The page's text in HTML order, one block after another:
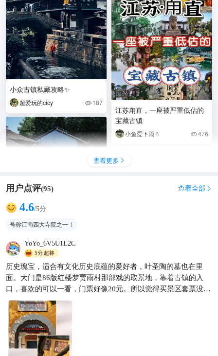
小众古镇私藏攻略✨
超爱玩的cicy  187
甪直古镇 整个古镇其实不大，
一两个小时就足够逛完了，但
是如果你认真拍照的话，确实
可以拍一下午。
Hitomin  146
江苏甪直，一座被严重低估的
宝藏古镇
小鱼爱下雨☃ 476
查看更多 
用户点评(95) 查看全部 
4.6/5分
号称江南四大寺院之一 1
YoYo_6V5U1L2C
5分超棒
历史瑰宝，适合有文化历史底蕴的爱好者，叶圣陶的墓也在里
面。大门是86版红楼梦贾雨村那部戏的取景地，靠着古镇的入
口，喜欢的可以一看，门票好像20元。所以觉得买景区套票没有
必要，喜欢的景点选择着进，基本都是10-20元。